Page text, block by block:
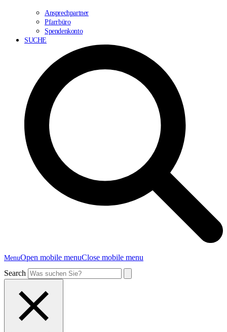
Ansprechpartner
Pfarrbüro
Spendenkonto
SUCHE
MenuOpen mobile menuClose mobile menu
Search